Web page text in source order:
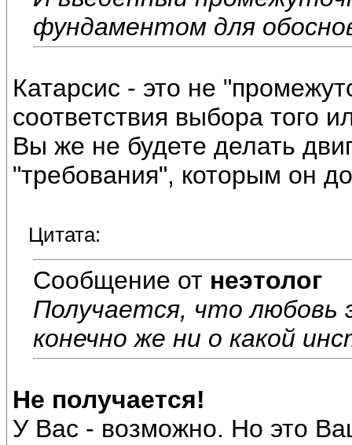
фундаментом для
Катарсис - это не
соответствия выбора того
Вы же не будете делать
"требования", которым он
Цитата:
Сообщение от неэтолог
Получается, что любовь
конечно же ни о какой
Не получается!
У Вас - возможно. Но это